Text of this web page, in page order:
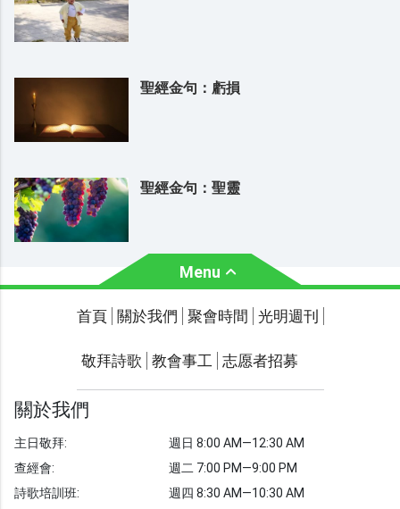
聖經金句：虧損
聖經金句：聖靈
Menu
關於我們 聚會時間
光明週刊 學習聖經
聖經故事
敬拜詩歌 圖庫
首頁 關於我們 聚會時間 光明週刊
敬拜詩歌 教會事工 志愿者招募
關於我們
主日敬拜:
查經會:
詩歌培訓班:
週日 8:00 AM—12:30 AM
週二 7:00 PM—9:00 PM
週四 8:30 AM—10:30 AM